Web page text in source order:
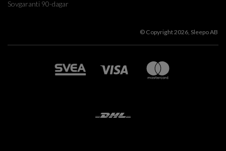
Sovgaranti 90-dagar
© Copyright 2026, Sleepo AB